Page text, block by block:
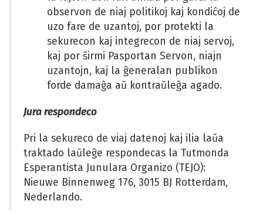
observon de niaj politikoj kaj kondiĉoj de
uzo fare de uzantoj, por protekti la
sekurecon kaj integrecon de niaj servoj,
kaj por ŝirmi Pasportan Servon, niajn
uzantojn, kaj la ĝeneralan publikon
forde damaĝa aŭ kontraŭleĝa agado.
Jura respondeco
Pri la sekureco de viaj datenoj kaj ilia laŭa
traktado laŭleĝe respondecas la Tutmonda
Esperantista Junulara Organizo (TEJO):
Nieuwe Binnenweg 176, 3015 BJ Rotterdam,
Nederlando.